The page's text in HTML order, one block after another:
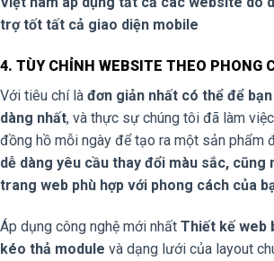
trợ tốt tất cả giao diện mobile
4. TÙY CHỈNH WEBSITE THEO PHONG
Với tiêu chí là đơn giản nhất có thể để
dàng nhất, và thực sự chúng tôi đã làm
đồng hồ mỗi ngày để tạo ra một sản phẩm
dễ dàng yêu cầu thay đổi màu sắc, cũng
trang web phù hợp với phong cách của
Áp dụng công nghệ mới nhất Thiết kế web
kéo thả module và dạng lưới của layout